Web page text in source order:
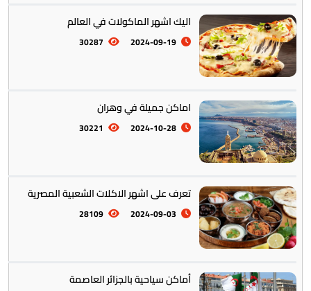
التراث والتقاليد
المأكولات العالمية
تخطيط الرحلات والتنقل
اليك اشهر الماكولات في العالم
2024-09-19
30287
اماكن جميلة في وهران
2024-10-28
30221
تعرف على اشهر الاكلات الشعبية المصرية
2024-09-03
28109
أماكن سياحية بالجزائر العاصمة